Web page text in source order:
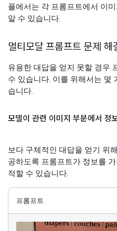
플에서는 각 프롬프트에서 이
알 수 있습니다.
멀티모달 프롬프트 문제 해
유용한 대답을 얻지 못할 경우
수 있습니다. 이를 위해서는 몇
습니다.
모델이 관련 이미지 부분에서 정
보다 구체적인 대답을 얻기 위
공하도록 프롬프트가 정보를
적할 수 있습니다.
프롬프트